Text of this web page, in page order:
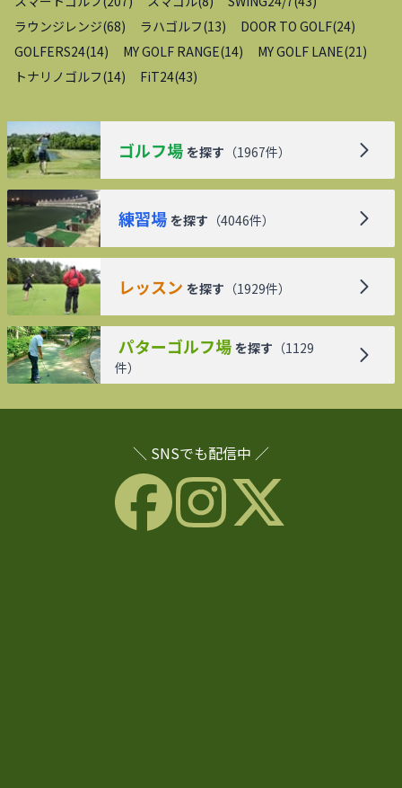
ラウンジレンジ(68) ラハゴルフ(13) DOOR TO GOLF(24)
GOLFERS24(14) MY GOLF RANGE(14) MY GOLF LANE(21 )
トナリノゴルフ(14) FiT24(43)
ゴルフ場 を探す （1967件）
練習場 を探す （4046件）
レッスン を探す （1929件）
パターゴルフ場 を探す （1129
件）
＼ SNSでも配信中 ／